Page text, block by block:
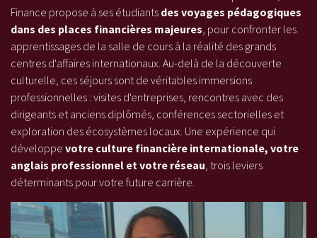
Finance propose à ses étudiants des voyages pédagogiques
dans des places financières majeures , pour confronter les
apprentissages de la salle de cours à la réalité des grands
centres d'affaires internationaux. Au-delà de la découverte
culturelle, ces séjours sont de véritables immersions
professionnelles : visites d'entreprises, rencontres avec des
dirigeants et anciens diplômés, conférences sectorielles et
exploration des écosystèmes locaux. Une expérience qui
développe votre culture financière internationale, votre
anglais professionnel et votre réseau , trois leviers
déterminants pour votre future carrière.
Une semaine au cœur de la finance à Londres avec l'ESG Finance